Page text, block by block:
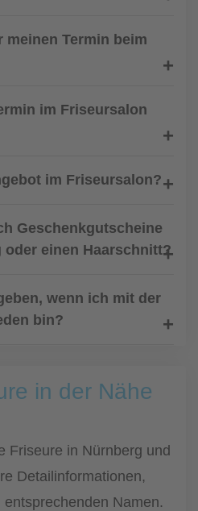
meinen Termin beim
im Friseursalon
im Friseursalon?
Geschenkgutscheine
einen Haarschnitt?
wenn ich mit der
bin?
in der Nähe
Friseure in Nürnberg und
Detailinformationen,
Namen.